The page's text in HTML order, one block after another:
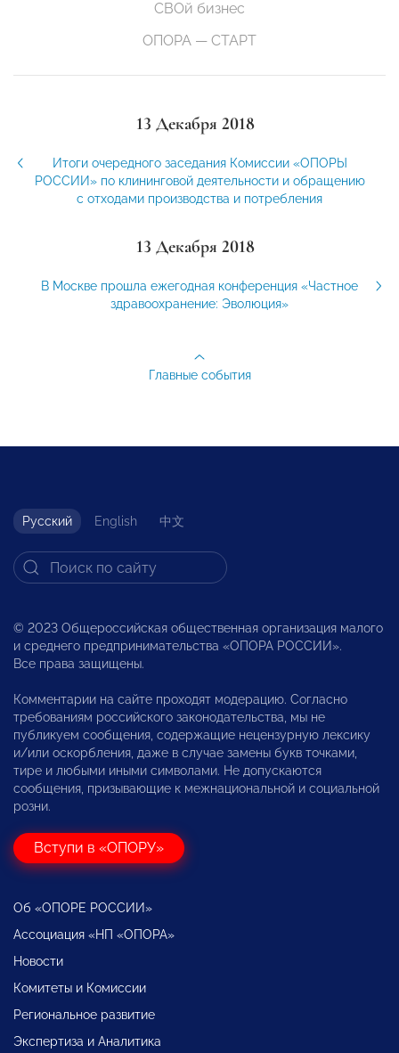
СВОй бизнес
ОПОРА — СТАРТ
13 Декабря 2018
Итоги очередного заседания Комиссии «ОПОРЫ
РОССИИ» по клининговой деятельности и обращению
с отходами производства и потребления
13 Декабря 2018
В Москве прошла ежегодная конференция «Частное
здравоохранение: Эволюция»
Главные события
Русский English 中文
© 2023 Общероссийская общественная организация малого
и среднего предпринимательства «ОПОРА РОССИИ».
Все права защищены.
Комментарии на сайте проходят модерацию. Согласно
требованиям российского законодательства, мы не
публикуем сообщения, содержащие нецензурную лексику
и/или оскорбления, даже в случае замены букв точками,
тире и любыми иными символами. Не допускаются
сообщения, призывающие к межнациональной и социальной
розни.
Вступи в «ОПОРУ»
Об «ОПОРЕ РОССИИ»
Ассоциация «НП «ОПОРА»
Новости
Комитеты и Комиссии
Региональное развитие
Экспертиза и Аналитика